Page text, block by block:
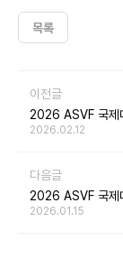
목록
이전글
2026 ASVF 국제
2026.02.12
다음글
2026 ASVF 국제
2026.01.15